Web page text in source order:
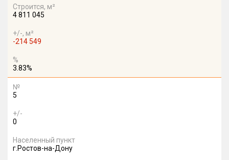
Строится, м²
4 811 045
+/-, м²
-214 549
%
3.83%
№
5
+/-
0
Населенный пункт
г.Ростов-на-Дону